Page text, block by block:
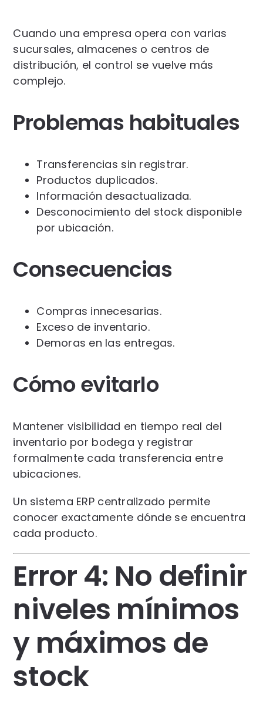
Cuando una empresa opera con varias
sucursales, almacenes o centros de
distribución, el control se vuelve más
complejo.
Problemas habituales
Transferencias sin registrar.
Productos duplicados.
Información desactualizada.
Desconocimiento del stock disponible
por ubicación.
Consecuencias
Compras innecesarias.
Exceso de inventario.
Demoras en las entregas.
Cómo evitarlo
Mantener visibilidad en tiempo real del
inventario por bodega y registrar
formalmente cada transferencia entre
ubicaciones.
Un sistema ERP centralizado permite
conocer exactamente dónde se encuentra
cada producto.
Error 4: No definir
niveles mínimos
y máximos de
stock